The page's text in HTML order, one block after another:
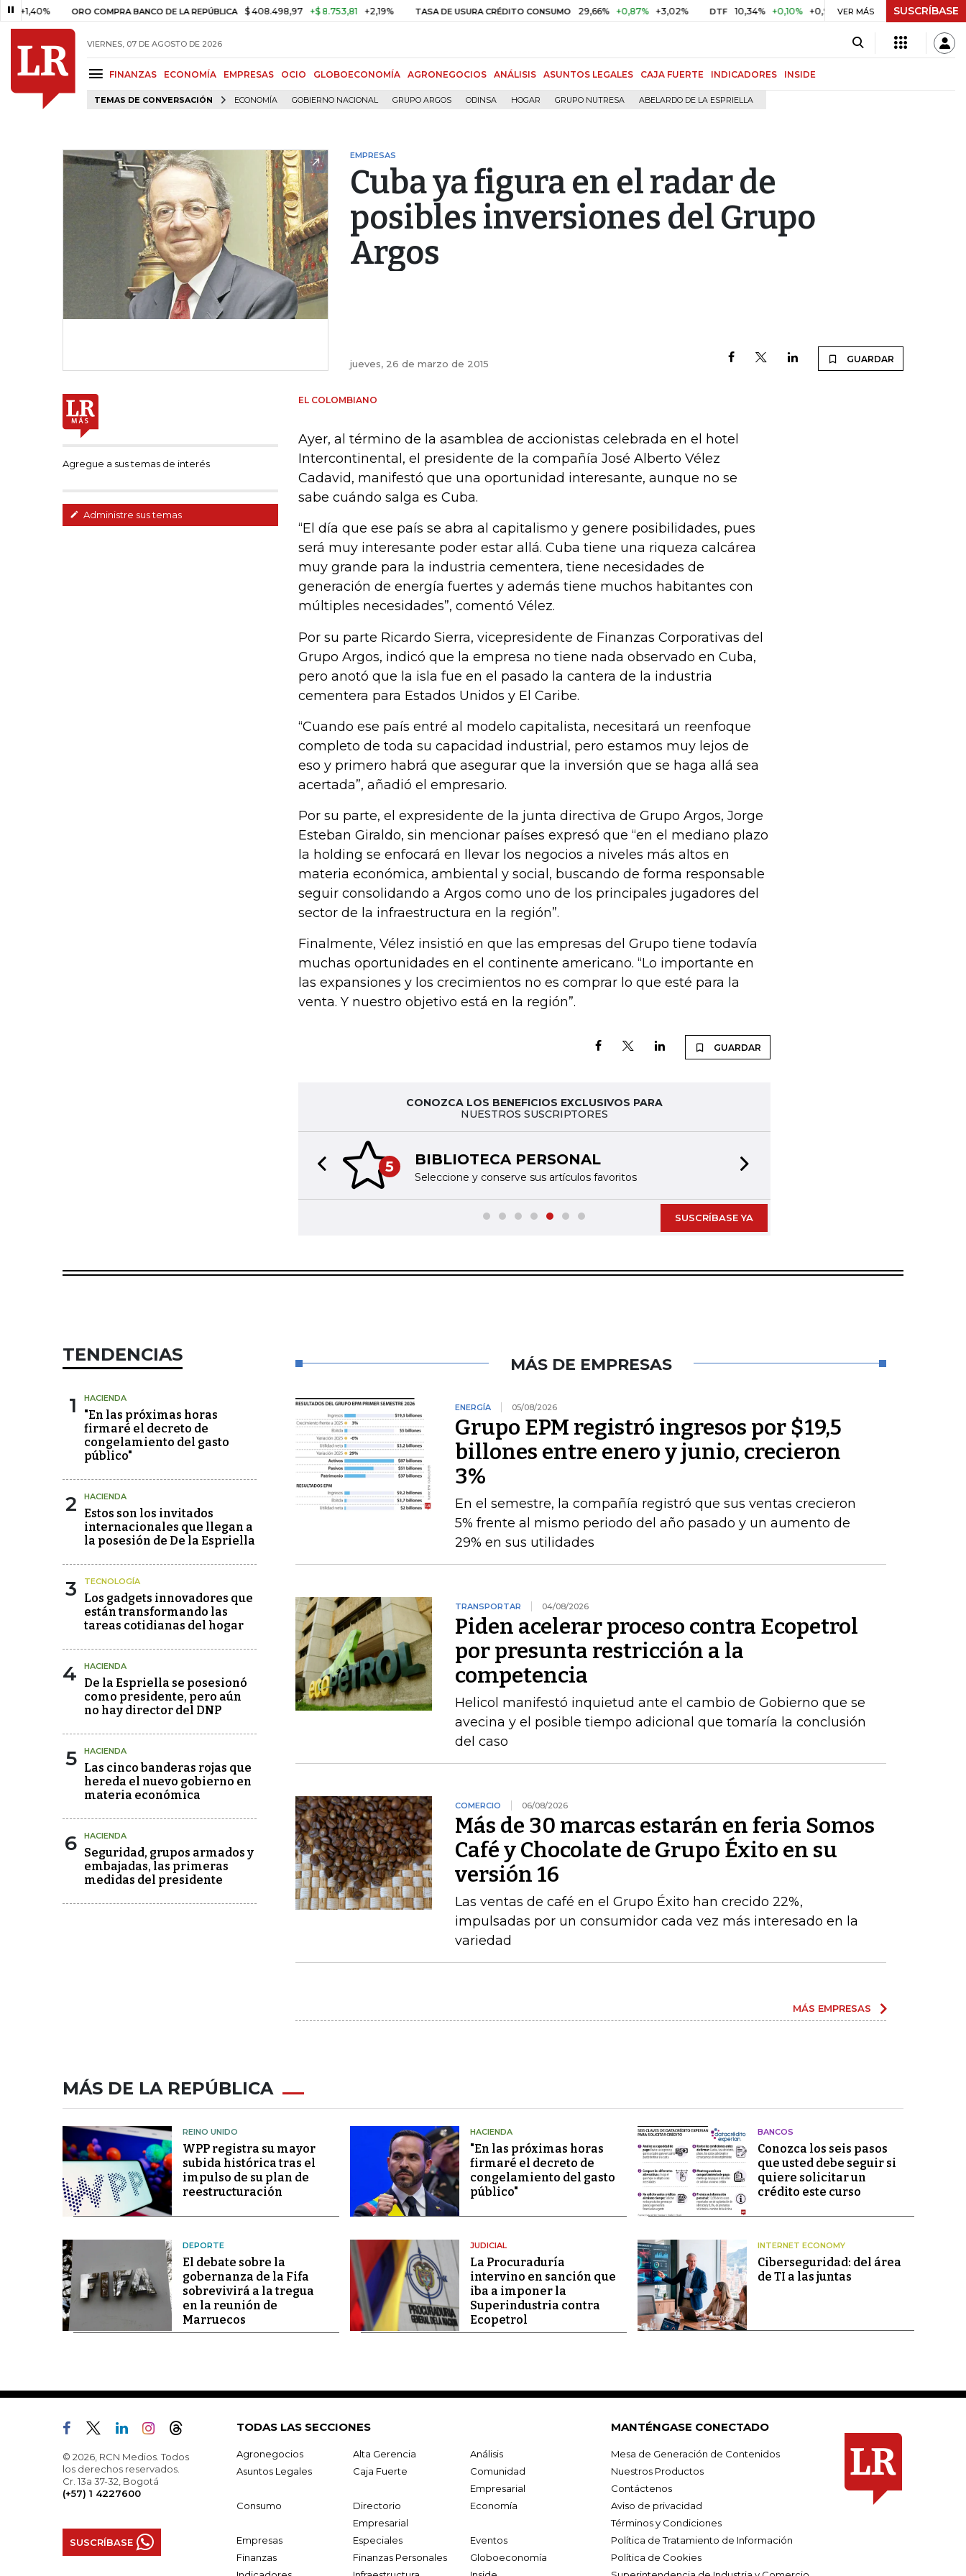
ORO COMPRA BANCO DE LA REPÚBLICA $ 408.498,97 +$ 8.753,81 +2,19% TASA DE USURA CRÉDITO CONSUMO 29,66% +0,87% +3,02% DTF 10,34% +0,10% +0,98% UVR $ 416,91 +$ 0,05 +0,01%
VER MÁS SUSCRÍBASE
VIERNES, 07 DE AGOSTO DE 2026
FINANZAS ECONOMÍA EMPRESAS OCIO GLOBOECONOMÍA AGRONEGOCIOS ANÁLISIS ASUNTOS LEGALES CAJA FUERTE INDICADORES INSIDE
TEMAS DE CONVERSACIÓN ECONOMÍA GOBIERNO NACIONAL GRUPO ARGOS ODINSA HOGAR GRUPO NUTRESA ABELARDO DE LA ESPRIELLA
EMPRESAS
Cuba ya figura en el radar de
posibles inversiones del Grupo
Argos
jueves, 26 de marzo de 2015 GUARDAR
Agregue a sus temas de interés
Administre sus temas
EL COLOMBIANO
Ayer, al término de la asamblea de accionistas celebrada en el hotel
Intercontinental, el presidente de la compañía José Alberto Vélez
Cadavid, manifestó que una oportunidad interesante, aunque no se
sabe cuándo salga es Cuba.
“El día que ese país se abra al capitalismo y genere posibilidades, pues
será muy interesante poder estar allá. Cuba tiene una riqueza calcárea
muy grande para la industria cementera, tiene necesidades de
generación de energía fuertes y además tiene muchos habitantes con
múltiples necesidades”, comentó Vélez.
Por su parte Ricardo Sierra, vicepresidente de Finanzas Corporativas del
Grupo Argos, indicó que la empresa no tiene nada observado en Cuba,
pero anotó que la isla fue en el pasado la cantera de la industria
cementera para Estados Unidos y El Caribe.
“Cuando ese país entré al modelo capitalista, necesitará un reenfoque
completo de toda su capacidad industrial, pero estamos muy lejos de
eso y primero habrá que asegurar que la inversión que se haga allá sea
acertada”, añadió el empresario.
Por su parte, el expresidente de la junta directiva de Grupo Argos, Jorge
Esteban Giraldo, sin mencionar países expresó que “en el mediano plazo
la holding se enfocará en llevar los negocios a niveles más altos en
materia económica, ambiental y social, buscando de forma responsable
seguir consolidando a Argos como uno de los principales jugadores del
sector de la infraestructura en la región”.
Finalmente, Vélez insistió en que las empresas del Grupo tiene todavía
muchas oportunidades en el continente americano. “Lo importante en
las expansiones y los crecimientos no es comprar lo que esté para la
venta. Y nuestro objetivo está en la región”.
GUARDAR
CONOZCA LOS BENEFICIOS EXCLUSIVOS PARA
NUESTROS SUSCRIPTORES
5 BIBLIOTECA PERSONAL
Seleccione y conserve sus artículos favoritos
Previous slide
SUSCRÍBASE YA
TENDENCIAS
1 HACIENDA
"En las próximas horas
firmaré el decreto de
congelamiento del gasto
público"
2 HACIENDA
Estos son los invitados
internacionales que llegan a
la posesión de De la Espriella
3 TECNOLOGÍA
Los gadgets innovadores que
están transformando las
tareas cotidianas del hogar
4 HACIENDA
De la Espriella se posesionó
como presidente, pero aún
no hay director del DNP
5 HACIENDA
Las cinco banderas rojas que
hereda el nuevo gobierno en
materia económica
6 HACIENDA
Seguridad, grupos armados y
embajadas, las primeras
medidas del presidente
MÁS DE EMPRESAS
ENERGÍA 05/08/2026
Grupo EPM registró ingresos por $19,5
billones entre enero y junio, crecieron
3%
En el semestre, la compañía registró que sus ventas crecieron
5% frente al mismo periodo del año pasado y un aumento de
29% en sus utilidades
TRANSPORTAR 04/08/2026
Piden acelerar proceso contra Ecopetrol
por presunta restricción a la
competencia
Helicol manifestó inquietud ante el cambio de Gobierno que se
avecina y el posible tiempo adicional que tomaría la conclusión
del caso
COMERCIO 06/08/2026
Más de 30 marcas estarán en feria Somos
Café y Chocolate de Grupo Éxito en su
versión 16
Las ventas de café en el Grupo Éxito han crecido 22%,
impulsadas por un consumidor cada vez más interesado en la
variedad
MÁS EMPRESAS
MÁS DE LA REPÚBLICA
REINO UNIDO
WPP registra su mayor
subida histórica tras el
impulso de su plan de
reestructuración
HACIENDA
"En las próximas horas
firmaré el decreto de
congelamiento del gasto
público"
BANCOS
Conozca los seis pasos
que usted debe seguir si
quiere solicitar un
crédito este curso
DEPORTE
El debate sobre la
gobernanza de la Fifa
sobrevivirá a la tregua
en la reunión de
Marruecos
JUDICIAL
La Procuraduría
intervino en sanción que
iba a imponer la
Superindustria contra
Ecopetrol
INTERNET ECONOMY
Ciberseguridad: del área
de TI a las juntas
© 2026, RCN Medios. Todos
los derechos reservados.
Cr. 13a 37-32, Bogotá
(+57) 1 4227600
SUSCRÍBASE
TODAS LAS SECCIONES
Agronegocios Alta Gerencia
Análisis
Asuntos Legales
Caja Fuerte
Comunidad
Empresarial
Consumo
Directorio
Empresarial
Economía
Empresas Especiales
Eventos
Finanzas
Finanzas Personales
Globoeconomía
MANTÉNGASE CONECTADO
Mesa de Generación de Contenidos
Nuestros Productos
Contáctenos
Aviso de privacidad
Términos y Condiciones
Política de Tratamiento de Información
Política de Cookies